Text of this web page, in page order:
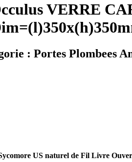
VERRE
: Portes Plombees
US naturel de Fil Livre